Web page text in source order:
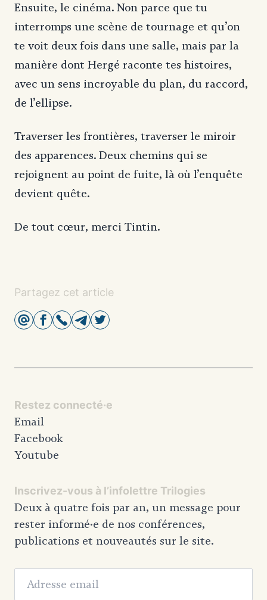
Ensuite, le cinéma. Non parce que tu
interromps une scène de tournage et qu’on
te voit deux fois dans une salle, mais par la
manière dont Hergé raconte tes histoires,
avec un sens incroyable du plan, du raccord,
de l’ellipse.
Traverser les frontières, traverser le miroir
des apparences. Deux chemins qui se
rejoignent au point de fuite, là où l’enquête
devient quête.
De tout cœur, merci Tintin.
Partagez cet article
Restez connecté·e
Email
Facebook
Youtube
Inscrivez-vous à l’infolettre Trilogies
Deux à quatre fois par an, un message pour
rester informé·e de nos conférences,
publications et nouveautés sur le site.